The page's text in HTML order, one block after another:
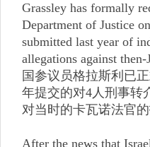
Grassley has formally
Department of Justice
submitted last year of
allegations against
国参议员格拉斯利已
年提交的对4人刑事转
对当时的卡瓦诺法官的
After the news that